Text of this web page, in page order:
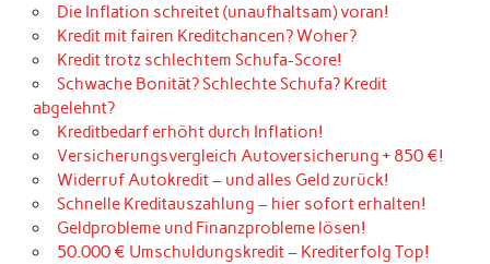
Die Inflation schreitet (unaufhaltsam) voran!
Kredit mit fairen Kreditchancen? Woher?
Kredit trotz schlechtem Schufa-Score!
Schwache Bonität? Schlechte Schufa? Kredit
abgelehnt?
Kreditbedarf erhöht durch Inflation!
Versicherungsvergleich Autoversicherung + 850 €!
Widerruf Autokredit – und alles Geld zurück!
Schnelle Kreditauszahlung – hier sofort erhalten!
Geldprobleme und Finanzprobleme lösen!
50.000 € Umschuldungskredit – Krediterfolg Top!